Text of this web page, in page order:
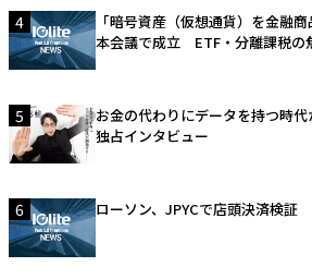
4
「暗号資産（仮想通貨）を金融
本会議で成立 ETF・分離課税の
5
お金の代わりにデータを持つ時
独占インタビュー
6 ローソン、JPYCで店頭決済検証